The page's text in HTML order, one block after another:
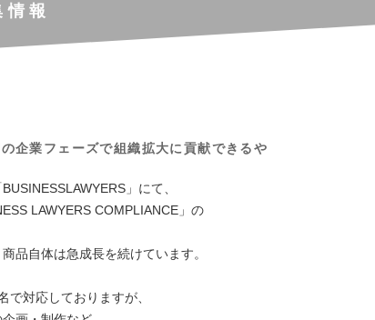
情報
企業フェーズで組織拡大に貢献できるや
」にて、
LAWYERS COMPLIANCE」の
品自体は急成長を続けています。
対応しておりますが、